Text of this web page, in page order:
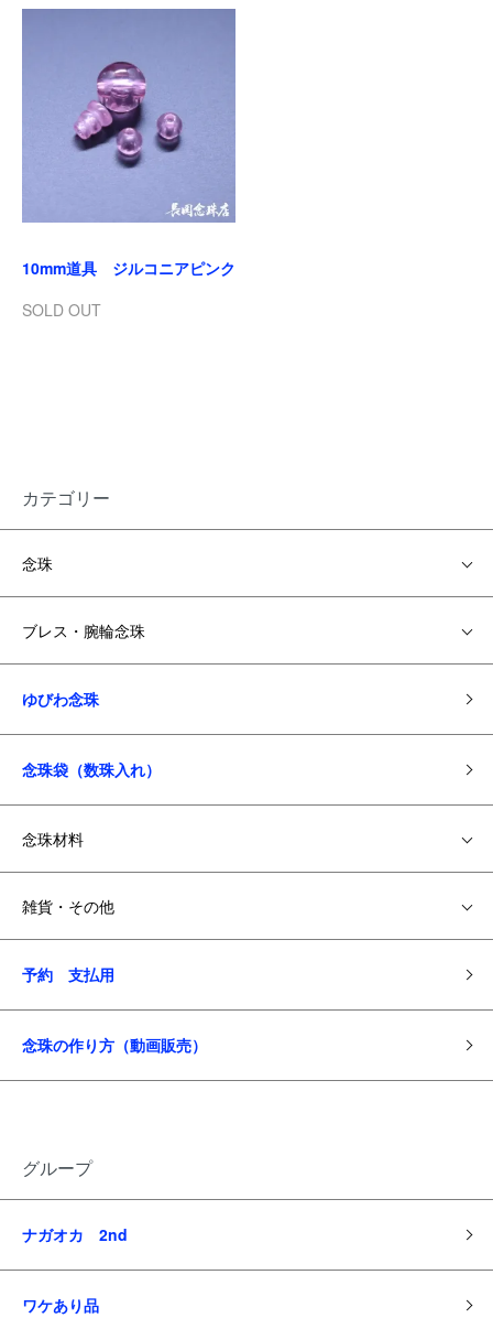
10mm道具 ジルコニアピンク
SOLD OUT
カテゴリー
念珠
ブレス・腕輪念珠
ゆびわ念珠
念珠袋（数珠入れ）
念珠材料
雑貨・その他
予約 支払用
念珠の作り方（動画販売）
グループ
ナガオカ 2nd
ワケあり品